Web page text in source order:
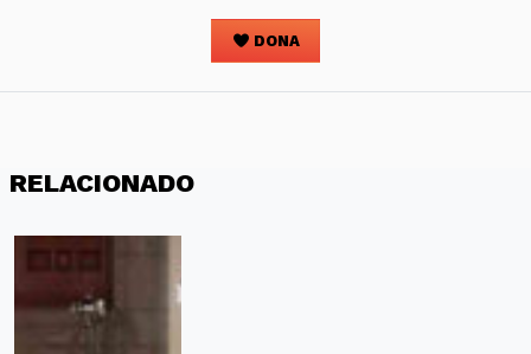
DONA
RELACIONADO